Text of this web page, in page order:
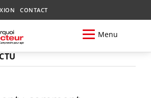
CONTACT
Menu